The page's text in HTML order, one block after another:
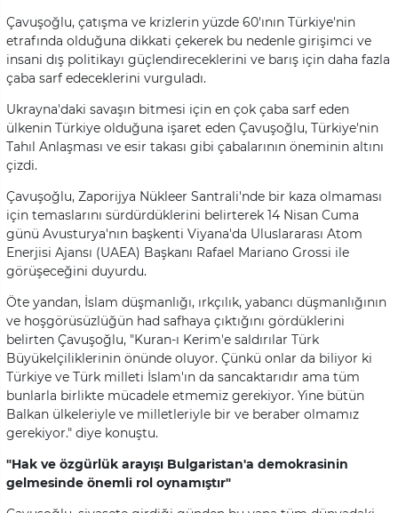
Çavuşoğlu, çatışma ve krizlerin yüzde 60'ının Türkiye'nin
etrafında olduğuna dikkati çekerek bu nedenle girişimci ve
insani dış politikayı güçlendireceklerini ve barış için daha fazla
çaba sarf edeceklerini vurguladı.
Ukrayna'daki savaşın bitmesi için en çok çaba sarf eden
ülkenin Türkiye olduğuna işaret eden Çavuşoğlu, Türkiye'nin
Tahıl Anlaşması ve esir takası gibi çabalarının öneminin altını
çizdi.
Çavuşoğlu, Zaporijya Nükleer Santrali'nde bir kaza olmaması
için temaslarını sürdürdüklerini belirterek 14 Nisan Cuma
günü Avusturya'nın başkenti Viyana'da Uluslararası Atom
Enerjisi Ajansı (UAEA) Başkanı Rafael Mariano Grossi ile
görüşeceğini duyurdu.
Öte yandan, İslam düşmanlığı, ırkçılık, yabancı düşmanlığının
ve hoşgörüsüzlüğün had safhaya çıktığını gördüklerini
belirten Çavuşoğlu, "Kuran-ı Kerim'e saldırılar Türk
Büyükelçiliklerinin önünde oluyor. Çünkü onlar da biliyor ki
Türkiye ve Türk milleti İslam'ın da sancaktarıdır ama tüm
bunlarla birlikte mücadele etmemiz gerekiyor. Yine bütün
Balkan ülkeleriyle ve milletleriyle bir ve beraber olmamız
gerekiyor." diye konuştu.
"Hak ve özgürlük arayışı Bulgaristan'a demokrasinin
gelmesinde önemli rol oynamıştır"